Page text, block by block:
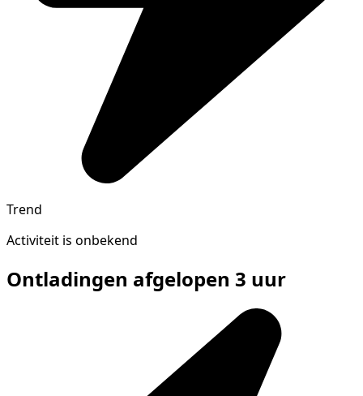
Trend
Activiteit is onbekend
Ontladingen afgelopen 3 uur